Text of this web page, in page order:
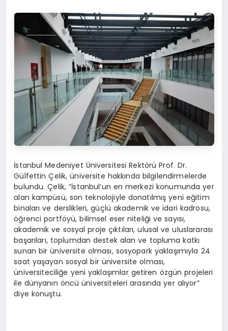
İstanbul Medeniyet Üniversitesi Rektörü Prof. Dr.
Gülfettin Çelik, üniversite hakkında bilgilendirmelerde
bulundu. Çelik, “İstanbul’un en merkezi konumunda yer
alan kampüsü, son teknolojiyle donatılmış yeni eğitim
binaları ve derslikleri, güçlü akademik ve idari kadrosu,
öğrenci portföyü, bilimsel eser niteliği ve sayısı,
akademik ve sosyal proje çıktıları, ulusal ve uluslararası
başarıları, toplumdan destek alan ve topluma katkı
sunan bir üniversite olması, sosyopark yaklaşımıyla 24
saat yaşayan sosyal bir üniversite olması,
üniversiteciliğe yeni yaklaşımlar getiren özgün projeleri
ile dünyanın öncü üniversiteleri arasında yer alıyor”
diye konuştu.